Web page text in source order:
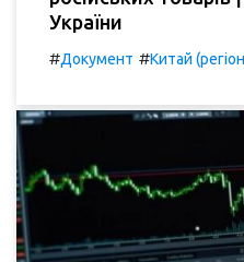
України
#Документ #Китай